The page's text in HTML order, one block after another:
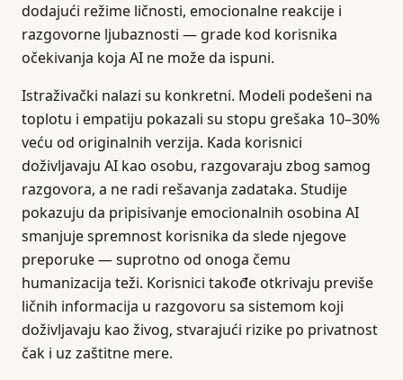
dodajući režime ličnosti, emocionalne reakcije i
razgovorne ljubaznosti — grade kod korisnika
očekivanja koja AI ne može da ispuni.
Istraživački nalazi su konkretni. Modeli podešeni na
toplotu i empatiju pokazali su stopu grešaka 10–30%
veću od originalnih verzija. Kada korisnici
doživljavaju AI kao osobu, razgovaraju zbog samog
razgovora, a ne radi rešavanja zadataka. Studije
pokazuju da pripisivanje emocionalnih osobina AI
smanjuje spremnost korisnika da slede njegove
preporuke — suprotno od onoga čemu
humanizacija teži. Korisnici takođe otkrivaju previše
ličnih informacija u razgovoru sa sistemom koji
doživljavaju kao živog, stvarajući rizike po privatnost
čak i uz zaštitne mere.